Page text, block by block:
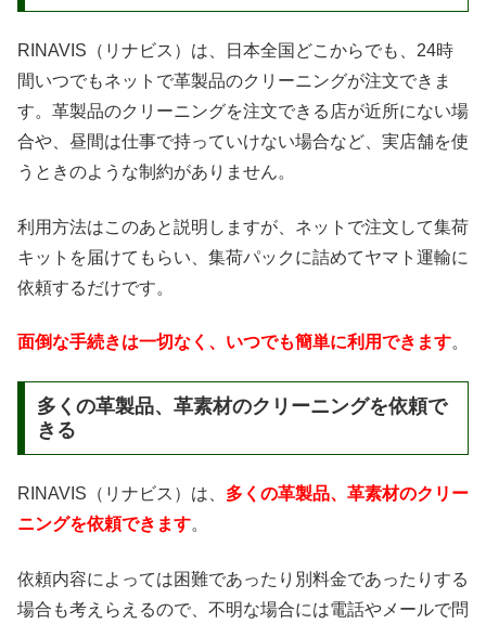
RINAVIS（リナビス）は、日本全国どこからでも、24時
間いつでもネットで革製品のクリーニングが注文できま
す。革製品のクリーニングを注文できる店が近所にない場
合や、昼間は仕事で持っていけない場合など、実店舗を使
うときのような制約がありません。
利用方法はこのあと説明しますが、ネットで注文して集荷
キットを届けてもらい、集荷パックに詰めてヤマト運輸に
依頼するだけです。
面倒な手続きは一切なく、いつでも簡単に利用できます。
多くの革製品、革素材のクリーニングを依頼で
きる
RINAVIS（リナビス）は、 多くの革製品、革素材のクリー
ニングを依頼できます。
依頼内容によっては困難であったり別料金であったりする
場合も考えらえるので、不明な場合には電話やメールで問